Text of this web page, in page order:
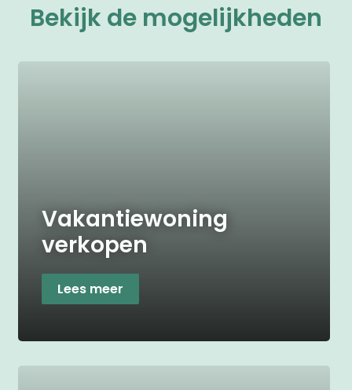
Bekijk de mogelijkheden
Vakantiewoning
verkopen
Lees meer